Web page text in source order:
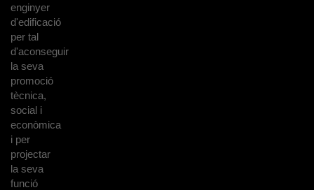
enginyer
d'edificació
per tal
d'aconseguir
la seva
promoció
tècnica,
social i
econòmica
i per
projectar
la seva
funció